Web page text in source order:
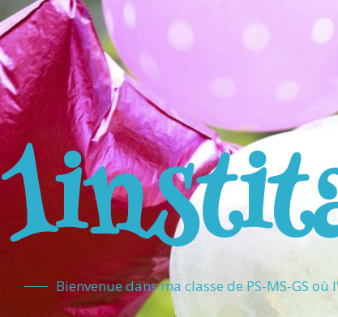
Bienvenue dans ma classe de PS-MS-GS